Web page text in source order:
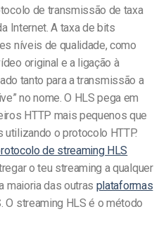
de transmissão de taxa
Internet. A taxa de bits
níveis de qualidade, como
original e a ligação à
tanto para a transmissão a
no nome. O HLS pega em
HTTP mais pequenos que
o protocolo HTTP.
de streaming HLS
o teu streaming a qualquer
maioria das outras plataformas
streaming HLS é o método